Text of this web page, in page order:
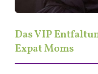
Das VIP
Expat Moms